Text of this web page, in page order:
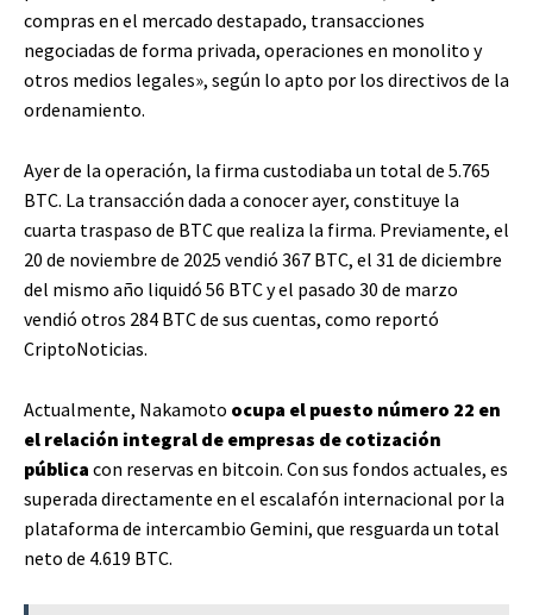
compras en el mercado destapado, transacciones
negociadas de forma privada, operaciones en monolito y
otros medios legales», según lo apto por los directivos de la
ordenamiento.
Ayer de la operación, la firma custodiaba un total de 5.765
BTC. La transacción dada a conocer ayer, constituye la
cuarta traspaso de BTC que realiza la firma. Previamente, el
20 de noviembre de 2025 vendió 367 BTC, el 31 de diciembre
del mismo año liquidó 56 BTC y el pasado 30 de marzo
vendió otros 284 BTC de sus cuentas, como reportó
CriptoNoticias.
Actualmente, Nakamoto ocupa el puesto número 22 en
el relación integral de empresas de cotización
pública con reservas en bitcoin. Con sus fondos actuales, es
superada directamente en el escalafón internacional por la
plataforma de intercambio Gemini, que resguarda un total
neto de 4.619 BTC.